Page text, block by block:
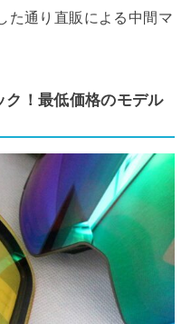
た通り直販による中間マ
ク！最低価格のモデル